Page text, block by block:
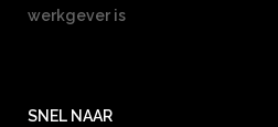
werkgever is
SNEL NAAR